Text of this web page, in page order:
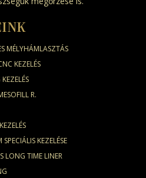
MÉLYHÁMLASZTÁS
KEZELÉS
R.
KEZELÉSE
LONG TIME LINER